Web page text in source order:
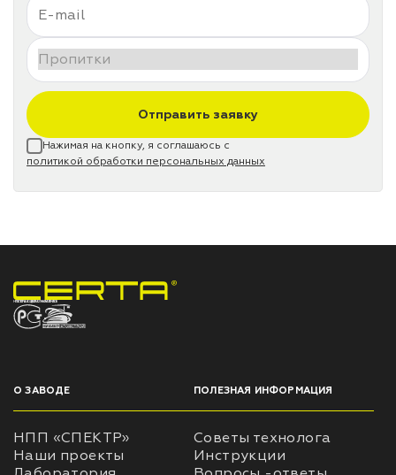
Отправить заявку
Нажимая на кнопку, я соглашаюсь с
политикой обработки персональных данных
НПП «СПЕКТР» ЗАВОД ЛАКОКРАСОЧНЫХ МАТЕРИАЛОВ
О ЗАВОДЕ
НПП «СПЕКТР»
Наши проекты
ПОЛЕЗНАЯ ИНФОРМАЦИЯ
Советы технолога
Инструкции